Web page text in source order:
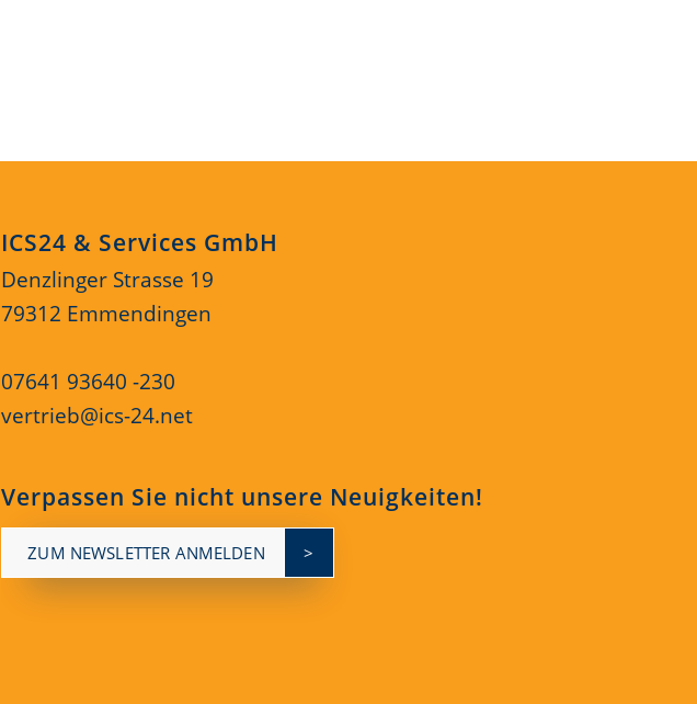
ICS24 & Services GmbH
Denzlinger Strasse 19
79312 Emmendingen
07641 93640 -230
vertrieb@ics-24.net
Verpassen Sie nicht unsere Neuigkeiten!
ZUM NEWSLETTER ANMELDEN